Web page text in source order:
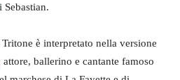
Sebastian.
è interpretato nella versione
attore, ballerino e cantante famoso